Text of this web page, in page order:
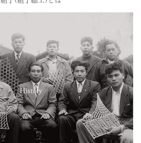
History